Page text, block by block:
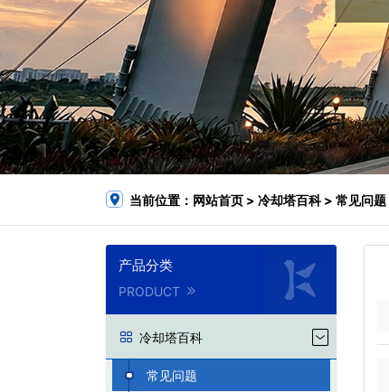
当前位置： 网站首页 > 冷却塔百科> 常见问题
产品分类
PRODUCT
冷却塔百科
常见问题